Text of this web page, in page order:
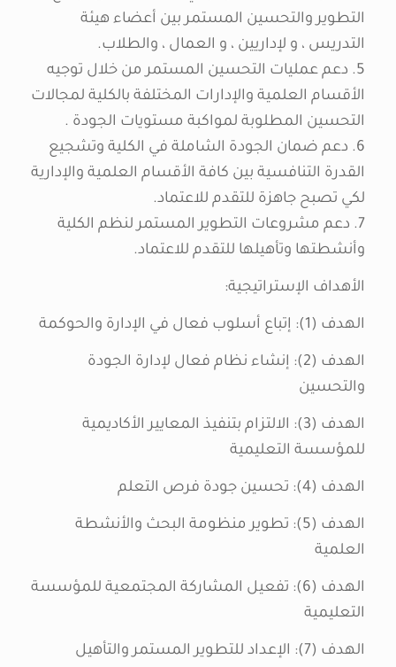
التطوير والتحسين المستمر بين أعضاء هيئة
التدريس ، و لإداريين ، و العمال ، والطلاب.
5. دعم عمليات التحسين المستمر من خلال توجيه
الأقسام العلمية والإدارات المختلفة بالكلية لمجالات
التحسين المطلوبة لمواكبة مستويات الجودة .
6. دعم ضمان الجودة الشاملة في الكلية وتشجيع
القدرة التنافسية بين كافة الأقسام العلمية والإدارية
لكي تصبح جاهزة للتقدم للاعتماد.
7. دعم مشروعات التطوير المستمر لنظم الكلية
وأنشطتها وتأهيلها للتقدم للاعتماد.
الأهداف الإستراتيجية:
الهدف (1): إتباع أسلوب فعال في الإدارة والحوكمة
الهدف (2): إنشاء نظام فعال لإدارة الجودة
والتحسين
الهدف (3): الالتزام بتنفيذ المعايير الأكاديمية
للمؤسسة التعليمية
الهدف (4): تحسين جودة فرص التعلم
الهدف (5): تطوير منظومة البحث والأنشطة
العلمية
الهدف (6): تفعيل المشاركة المجتمعية للمؤسسة
التعليمية
الهدف (7): الإعداد للتطوير المستمر والتأهيل